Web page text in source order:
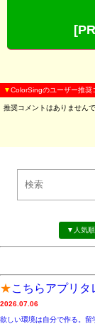
▼ColorSingのユーザー推奨
推奨コメントはありませんで
▼人気順
★こちらアプリタ
2026.07.06
欲しい環境は自分で作る。留